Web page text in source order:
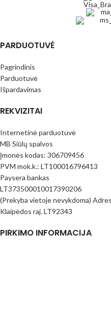
PARDUOTUVĖ
Pagrindinis
Parduotuvė
Išpardavimas
REKVIZITAI
Internetinė parduotuvė
MB Siūlų spalvos
Įmonės kodas: 306709456
PVM mok.k.: LT100016796413
Paysera bankas
LT373500010017390206
(Prekyba vietoje nevykdoma)
Klaipėdos raj. LT92343
PIRKIMO INFORMACIJA